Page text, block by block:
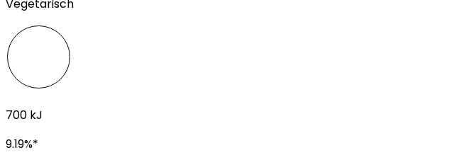
Vegetarisch
700 kJ
9.19%*